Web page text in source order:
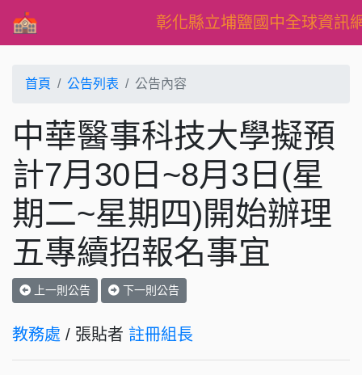
彰化縣立埔鹽國中全球資訊
首頁 公告列表 公告內容
中華醫事科技大學擬預
計7月30日~8月3日(星
期二~星期四)開始辦理
五專續招報名事宜
上一則公告 下一則公告
教務處 / 張貼者 註冊組長